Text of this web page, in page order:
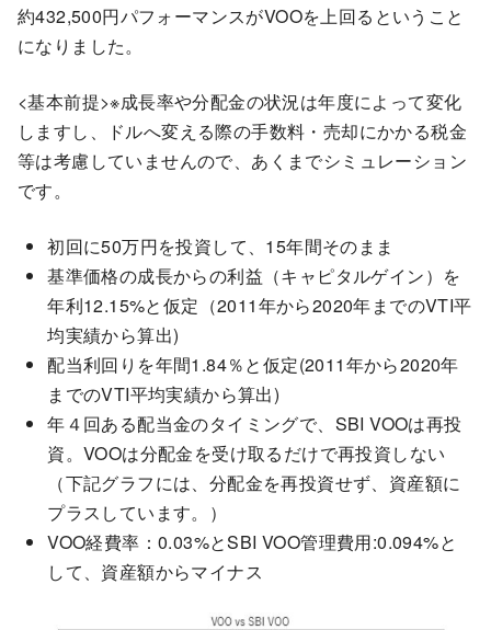
約432,500円パフォーマンスがVOOを上回るということ
になりました。
<基本前提>※成長率や分配金の状況は年度によって変化
しますし、ドルへ変える際の手数料・売却にかかる税金
等は考慮していませんので、あくまでシミュレーション
です。
初回に50万円を投資して、15年間そのまま
基準価格の成長からの利益（キャピタルゲイン）を
年利12.15%と仮定（2011年から2020年までのVTI平
均実績から算出)
配当利回りを年間1.84％と仮定(2011年から2020年
までのVTI平均実績から算出)
年４回ある配当金のタイミングで、SBI VOOは再投
資。VOOは分配金を受け取るだけで再投資しない
（下記グラフには、分配金を再投資せず、資産額に
プラスしています。）
VOO経費率：0.03%とSBI VOO管理費用:0.094%と
して、資産額からマイナス